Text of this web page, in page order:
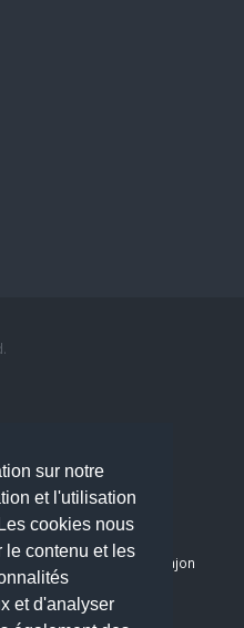
sur notre
et l'utilisation
cookies nous
le contenu et les
et d'analyser
maxillo-faciale à Arpajon